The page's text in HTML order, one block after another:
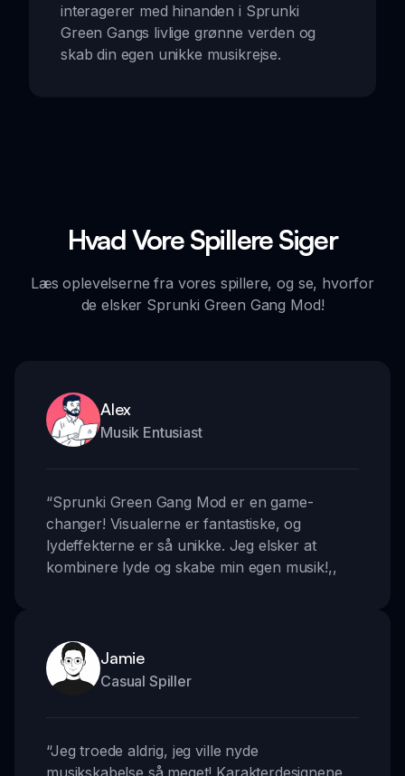
interagerer med hinanden i Sprunki
Green Gangs livlige grønne verden og
skab din egen unikke musikrejse.
Hvad Vore Spillere Siger
Læs oplevelserne fra vores spillere, og se, hvorfor
de elsker Sprunki Green Gang Mod!
Alex
Musik Entusiast
“Sprunki Green Gang Mod er en game-
changer! Visualerne er fantastiske, og
lydeffekterne er så unikke. Jeg elsker at
kombinere lyde og skabe min egen musik!,,
Jamie
Casual Spiller
“Jeg troede aldrig, jeg ville nyde